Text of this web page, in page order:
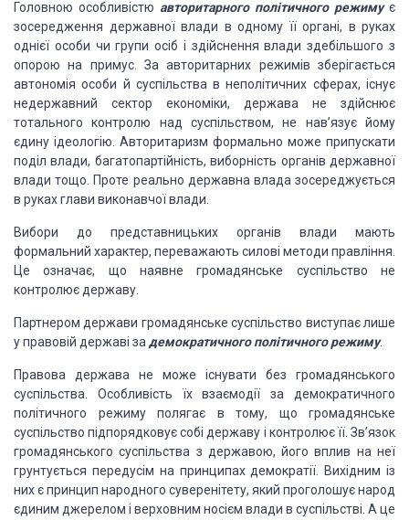
Головною особливістю авторитарногополітичного режимує
зосередження державної влади в одному її органі, в руках
однієї особи чи групи осіб і здійснення влади здебільшого з
опорою на примус. За авторитарних режимів зберігається
автономія особи й суспільства в неполітичних сферах, існує
недержавний сектор економіки, держава не здійснює
тотального контролю над суспільством, не нав’язує йому
єдину ідеологію. Авторитаризм формально може припускати
поділ влади, багатопартійність, виборність органів державної
влади тощо. Проте реально державна влада зосереджується
в руках глави виконавчої влади.
Вибори до представницьких органів влади мають
формальний характер, переважають силові методи правління.
Це означає, що наявне громадянське суспільство не
контролює державу.
Партнером держави громадянське суспільство виступає лише
у правовій державі за демократичного політичного режиму.
Правова держава не може існувати без громадянського
суспільства. Особливість їх взаємодії за демократичного
політичного режиму полягає в тому, що громадянське
суспільство підпорядковує собі державу і контролює її. Зв’язок
громадянського суспільства з державою, його вплив на неї
грунтується передусім на принципах демократії. Вихідним із
них є принцип народного суверенітету, який проголошує народ
єдиним джерелом і верховним носієм влади в суспільстві. А це